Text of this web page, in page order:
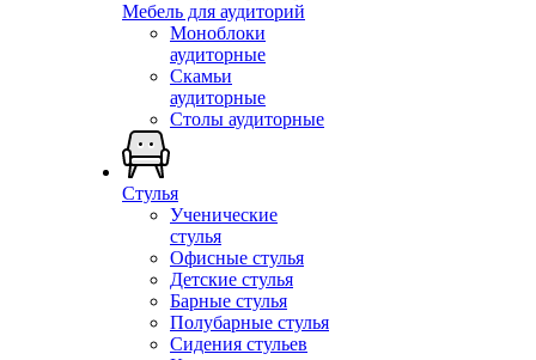
Мебель для аудиторий
Моноблоки
аудиторные
Скамьи
аудиторные
Столы аудиторные
Стулья
Ученические
стулья
Офисные стулья
Детские стулья
Барные стулья
Полубарные стулья
Сидения стульев